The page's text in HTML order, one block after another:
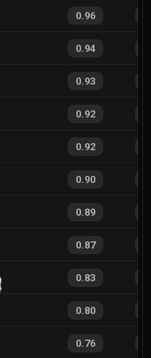
0.96
0.94
0.93
0.92
0.92
0.90
0.89
0.87
0.83
0.80
0.76